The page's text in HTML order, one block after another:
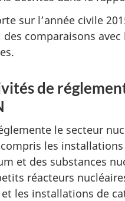
sur l’année civile
des comparaisons avec
de
le secteur
compris les
et des substances
réacteurs
les installations de